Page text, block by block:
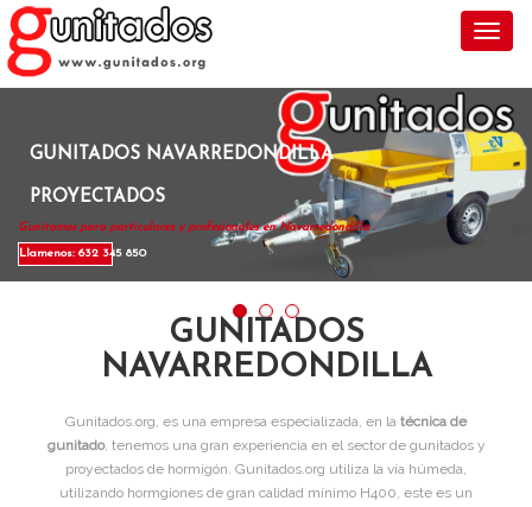
GUNITADOS NAVARREDONDILLA
PROYECTADOS
Gunitamos para particulares y profesionales en Navarredondilla .
Llamenos: 632 345 850
GUNITADOS
NAVARREDONDILLA
Gunitados.org, es una empresa especializada, en la técnica de
gunitado, tenemos una gran experiencia en el sector de gunitados y
proyectados de hormigón. Gunitados.org utiliza la vía húmeda,
utilizando hormgiones de gran calidad mínimo H400, este es un